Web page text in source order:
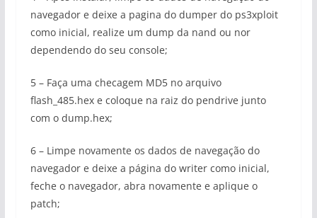
navegador e deixe a pagina do dumper do ps3xploit
como inicial, realize um dump da nand ou nor
dependendo do seu console;
5 – Faça uma checagem MD5 no arquivo
flash_485.hex e coloque na raiz do pendrive junto
com o dump.hex;
6 – Limpe novamente os dados de navegação do
navegador e deixe a página do writer como inicial,
feche o navegador, abra novamente e aplique o
patch;